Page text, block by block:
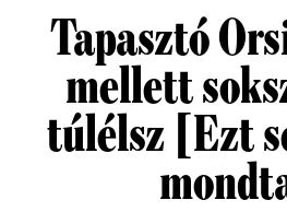
Tapasztó
mellett
túlélsz [Ezt